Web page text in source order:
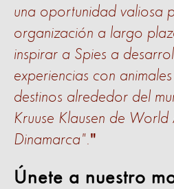
una oportunidad valiosa
organización a largo
inspirar a Spies a
experiencias con
destinos alrededor del
Kruuse Klausen de World
Dinamarca".
Únete a nuestro